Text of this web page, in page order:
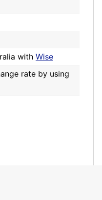
with Wise
rate by using